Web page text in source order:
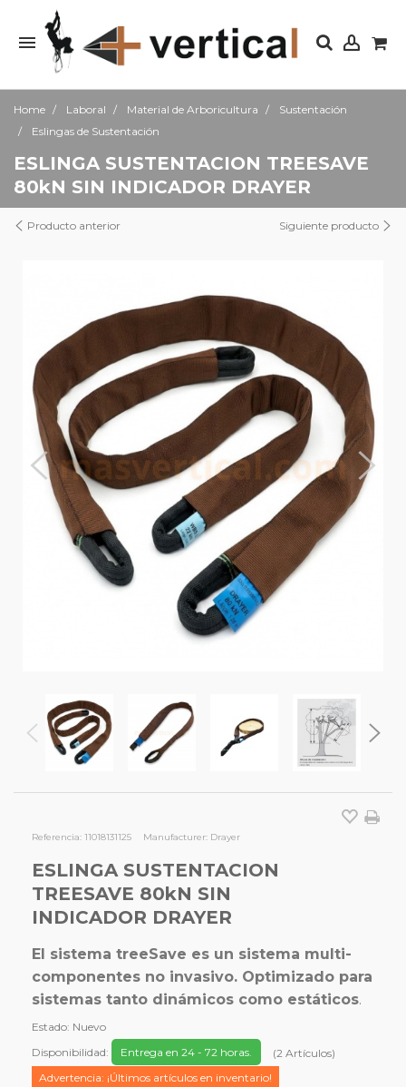
Home Laboral Material de Arboricultura
Sustentación
Eslingas de Sustentación
ESLINGA SUSTENTACION TREESAVE
80kN SIN INDICADOR DRAYER
Producto anterior Siguiente producto
Referencia: 11018131125 Manufacturer: Drayer
ESLINGA SUSTENTACION
TREESAVE 80kN SIN
INDICADOR DRAYER
El sistema treeSave es un sistema multi-
componentes no invasivo. Optimizado para
sistemas tanto dinámicos como estáticos.
Estado: Nuevo
Disponibilidad:
Entrega en 24 - 72 horas. (2 Artículos)
Advertencia: ¡Últimos artículos en inventario!